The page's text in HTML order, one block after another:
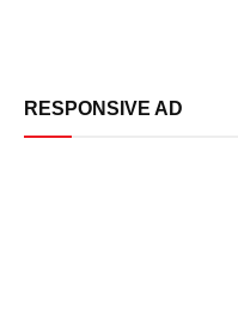
RESPONSIVE AD